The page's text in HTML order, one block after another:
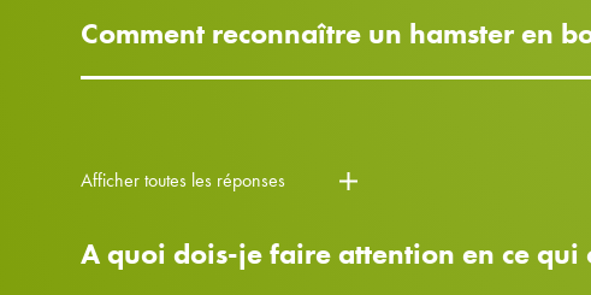
Comment reconnaître un hamster en
Afficher toutes les réponses
A quoi dois-je faire attention en ce qui